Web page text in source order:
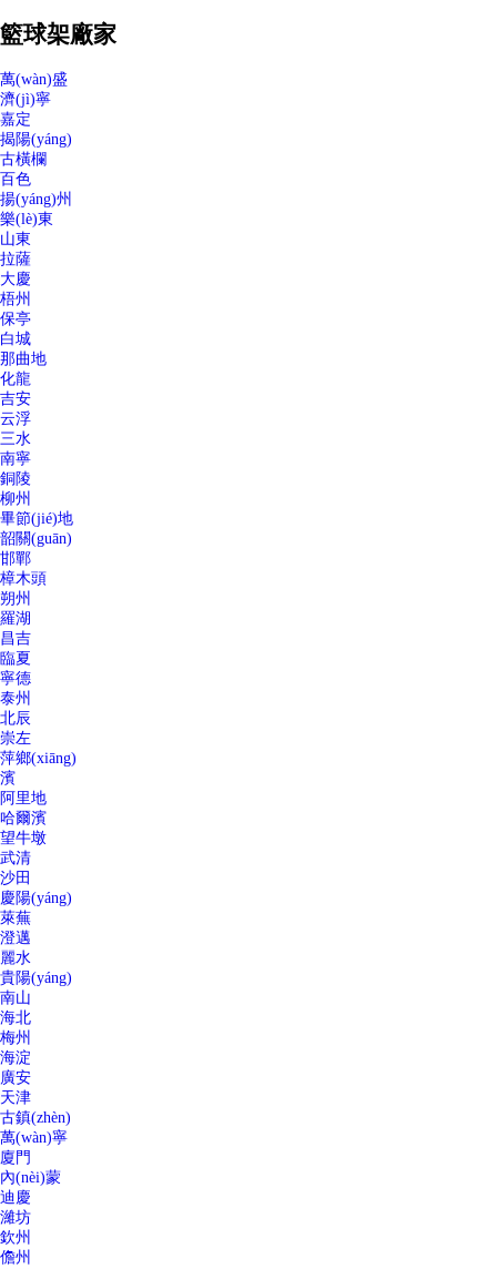
籃球架廠家
萬(wàn)盛
濟(jì)寧
嘉定
揭陽(yáng)
古橫欄
百色
揚(yáng)州
樂(lè)東
山東
拉薩
大慶
梧州
保亭
白城
那曲地
化龍
吉安
云浮
三水
南寧
銅陵
柳州
畢節(jié)地
韶關(guān)
邯鄲
樟木頭
朔州
羅湖
昌吉
臨夏
寧德
泰州
北辰
崇左
萍鄉(xiāng)
濱
阿里地
哈爾濱
望牛墩
武清
沙田
慶陽(yáng)
萊蕪
澄邁
麗水
貴陽(yáng)
南山
海北
梅州
海淀
廣安
天津
古鎮(zhèn)
萬(wàn)寧
廈門
內(nèi)蒙
迪慶
濰坊
欽州
儋州